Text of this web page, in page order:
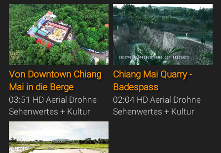
Von Downtown Chiang
Mai in die Berge
03:51 HD Aerial Drohne
Sehenwertes + Kultur
Chiang Mai Quarry -
Badespass
02:04 HD Aerial Drohne
Sehenwertes + Kultur